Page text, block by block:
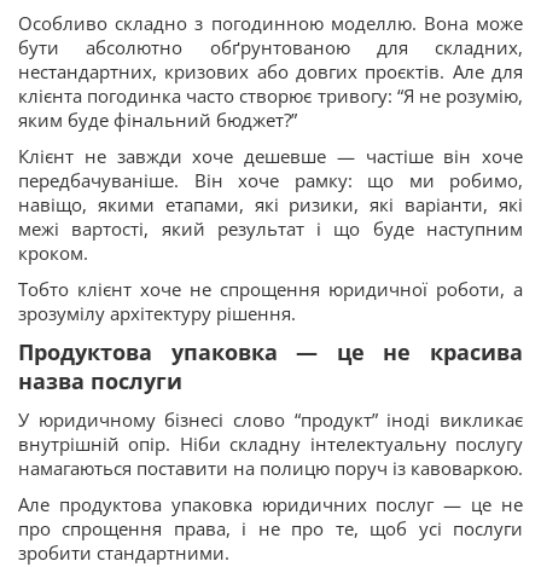
Особливо складно з погодинною моделлю. Вона може
бути абсолютно обґрунтованою для складних,
нестандартних, кризових або довгих проєктів. Але для
клієнта погодинка часто створює тривогу: “Я не розумію,
яким буде фінальний бюджет?”
Клієнт не завжди хоче дешевше — частіше він хоче
передбачуваніше. Він хоче рамку: що ми робимо,
навіщо, якими етапами, які ризики, які варіанти, які
межі вартості, який результат і що буде наступним
кроком.
Тобто клієнт хоче не спрощення юридичної роботи, а
зрозумілу архітектуру рішення.
Продуктова упаковка — це не красива
назва послуги
У юридичному бізнесі слово “продукт” іноді викликає
внутрішній опір. Ніби складну інтелектуальну послугу
намагаються поставити на полицю поруч із кавоваркою.
Але продуктова упаковка юридичних послуг — це не
про спрощення права, і не про те, щоб усі послуги
зробити стандартними.